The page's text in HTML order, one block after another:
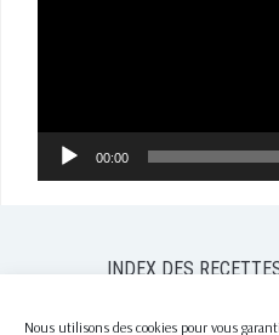
Nous utilisons des cookies pour vous
00:00
INDEX DES